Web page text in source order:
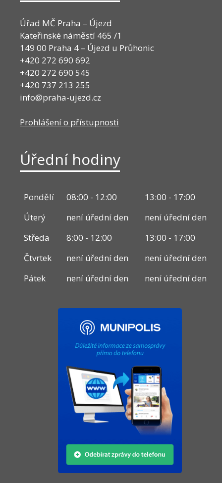
Úřad MČ Praha – Újezd
Kateřinské náměstí 465 /1
149 00 Praha 4 – Újezd u Průhonic
+420 272 690 692
+420 272 690 545
+420 737 213 255
info@praha-ujezd.cz
Prohlášení o přístupnosti
Úřední hodiny
Pondělí 08:00 - 12:00
13:00 - 17:00
Úterý
není úřední den
není úřední den
Středa
8:00 - 12:00
13:00 - 17:00
Čtvrtek
není úřední den
není úřední den
Pátek
není úřední den není úřední den